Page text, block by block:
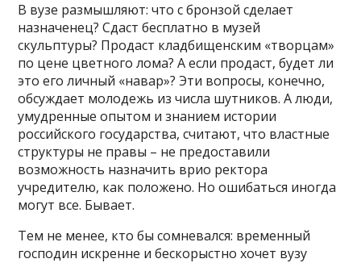
В вузе размышляют: что с бронзой сделает
назначенец? Сдаст бесплатно в музей
скульптуры? Продаст кладбищенским «творцам»
по цене цветного лома? А если продаст, будет ли
это его личный «навар»? Эти вопросы, конечно,
обсуждает молодежь из числа шутников. А люди,
умудренные опытом и знанием истории
российского государства, считают, что властные
структуры не правы – не предоставили
возможность назначить врио ректора
учредителю, как положено. Но ошибаться иногда
могут все. Бывает.
Тем не менее, кто бы сомневался: временный
господин искренне и бескорыстно хочет вузу